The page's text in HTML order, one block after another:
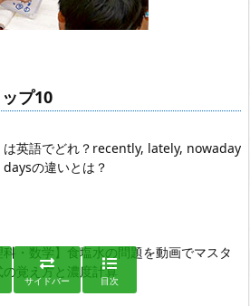
プ10
は英語でどれ？recently, lately, nowaday
の違いとは？
科・数学】食塩水の問題を動画でマスタ
の覚え方と濃度計算
サイドバー 目次